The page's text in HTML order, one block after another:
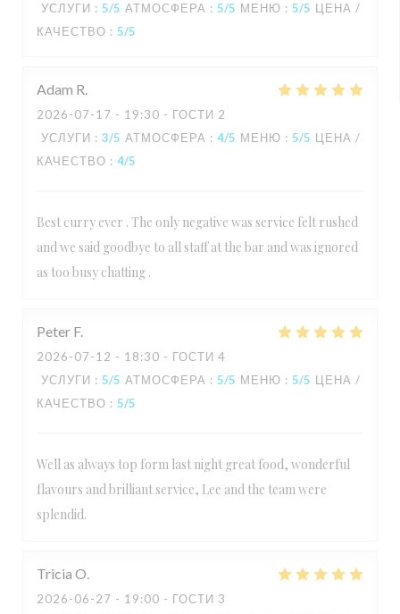
УСЛУГИ : 5/5 АТМОСФЕРА : 5/5 МЕНЮ : 5/5 ЦЕНА /
КАЧЕСТВО : 5/5
Adam R
2026-07-17 - 19:30 - ГОСТИ 2
УСЛУГИ : 3/5 АТМОСФЕРА : 4/5 МЕНЮ : 5/5 ЦЕНА /
КАЧЕСТВО : 4/5
Best curry ever . The only negative was service felt rushed
and we said goodbye to all staff at the bar and was ignored
as too busy chatting .
Peter F
2026-07-12 - 18:30 - ГОСТИ 4
УСЛУГИ : 5/5 АТМОСФЕРА : 5/5 МЕНЮ : 5/5 ЦЕНА /
КАЧЕСТВО : 5/5
Well as always top form last night great food, wonderful
flavours and brilliant service, Lee and the team were
splendid.
Tricia O
2026-06-27 - 19:00 - ГОСТИ 3